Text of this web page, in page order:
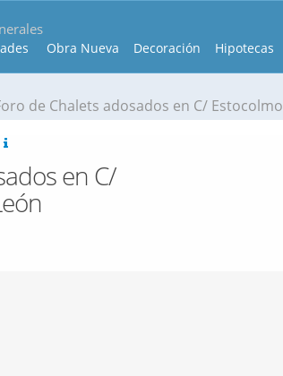
Obra Nueva Decoración Hipotecas
de Chalets adosados en C/
en C/